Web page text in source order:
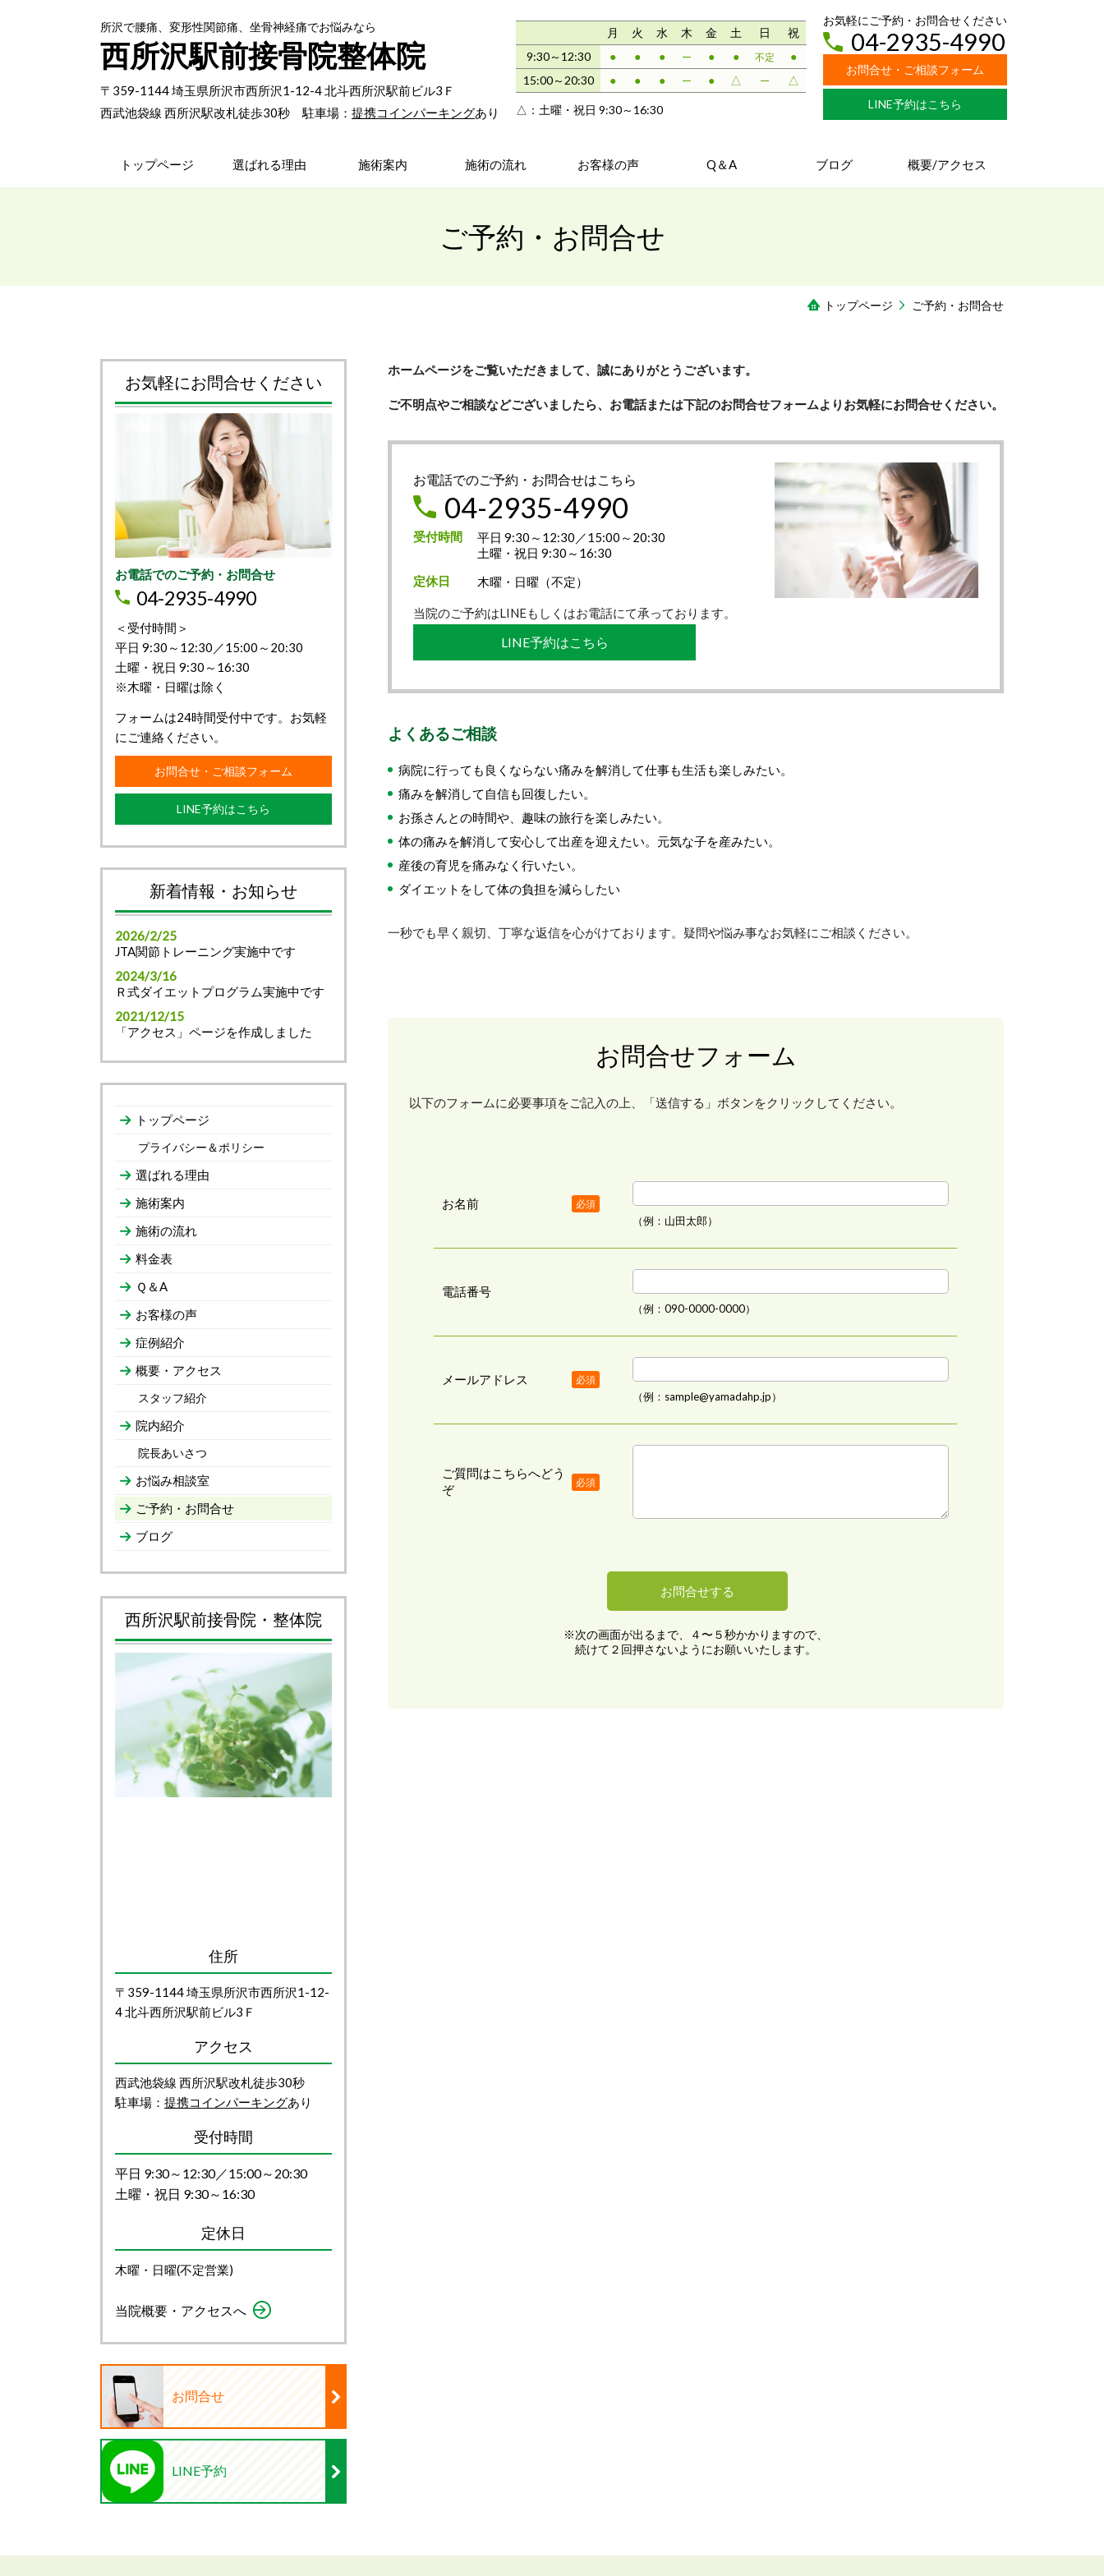
所沢で腰痛、変形性関節痛、坐骨神経痛でお悩みなら
西所沢駅前接骨院整体院
〒359-1144 埼玉県所沢市西所沢1-12-4 北斗西所沢駅前ビル3Ｆ
西武池袋線 西所沢駅改札徒歩30秒 駐車場： 提携コインパーキングあり
月 火 水 木 金 土 日
祝
9:30～12:30
● ● ● ─ ● ● 不定
●
15:00～20:30
● ● ● ─ ● △ ─ △
△： 土曜・祝日 9:30～16:30
お気軽にご予約・ お問合せください
04-2935-4990
お問合せ・ご相談フォーム
LINE予約はこちら
トップページ 選ばれる理由 施術案内 施術の流れ お客様の声 Q＆A ブログ 概要/アクセス
ご予約・お問合せ
トップページ ご予約・お問合せ
ホームページをご覧いただきまして、誠にありがとうございます。
ご不明点やご相談などございましたら、お電話または下記のお問合せフォームよりお気軽にお問合せください。
お電話でのご予約・お問合せはこちら
04-2935-4990
受付時間
平日 9:30～12:30／15:00～20:30
土曜・祝日 9:30～16:30
定休日
木曜・日曜（不定）
当院のご予約はLINEもしくはお電話にて承っております。
LINE予約はこちら
よくあるご相談
病院に行っても良くならない痛みを解消して仕事も生活も楽しみたい。
痛みを解消して自信も回復したい。
お孫さんとの時間や、趣味の旅行を楽しみたい。
体の痛みを解消して安心して出産を迎えたい。元気な子を産みたい。
産後の育児を痛みなく行いたい。
ダイエットをして体の負担を減らしたい
一秒でも早く親切、丁寧な返信を心がけております。疑問や悩み事なお気軽にご相談ください。
お問合せフォーム
以下のフォームに必要事項をご記入の上、「送信する」ボタンをクリックしてください。
お名前 必須
（例：山田太郎）
電話番号
（例：090-0000-0000）
メールアドレス 必須
（例：sample@yamadahp.jp）
ご質問はこちらへどう
ぞ
必須
※次の画面が出るまで、４〜５秒かかりますので、
続けて２回押さないようにお願いいたします。
お気軽にお問合せください
お電話でのご予約・お問合せ
04-2935-4990
＜受付時間＞
平日 9:30～12:30／15:00～20:30
土曜・祝日 9:30～16:30
※木曜・日曜は除く
フォームは24時間受付中です。お気軽
にご連絡ください。
お問合せ・ご相談フォーム
LINE予約はこちら
新着情報・お知らせ
2026/2/25
JTA関節トレーニング実施中です
2024/3/16
Ｒ式ダイエットプログラム実施中です
2021/12/15
「アクセス」ページを作成しました
トップページ
プライバシー＆ポリシー
選ばれる理由
施術案内
施術の流れ
料金表
Ｑ＆A
お客様の声
症例紹介
概要・アクセス
スタッフ紹介
院内紹介
院長あいさつ
お悩み相談室
ご予約・お問合せ
ブログ
西所沢駅前接骨院・整体院
住所
〒359-1144 埼玉県所沢市西所沢1-12-
4 北斗西所沢駅前ビル3Ｆ
アクセス
西武池袋線 西所沢駅改札徒歩30秒
駐車場： 提携コインパーキングあり
受付時間
平日 9:30～12:30／15:00～20:30
土曜・祝日 9:30～16:30
定休日
木曜・日曜(不定営業)
当院概要・アクセスへ
お問合せ
LINE予約